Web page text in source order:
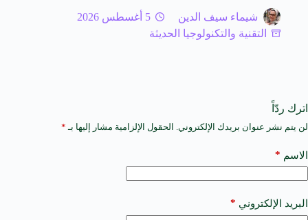
شيماء سيف الدين
5 أغسطس 2026
التقنية والتكنولوجيا الحديثة
اترك ردّاً
لن يتم نشر عنوان بريدك الإلكتروني. الحقول الإلزامية مشار إليها بـ *
الاسم *
البريد الإلكتروني *
A
t
e
a
t